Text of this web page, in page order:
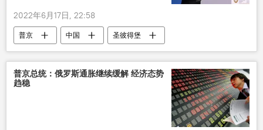
2022年6月17日, 22:58
普京 中国 圣彼得堡
普京总统：俄罗斯通胀继续缓解 经济态势
趋稳